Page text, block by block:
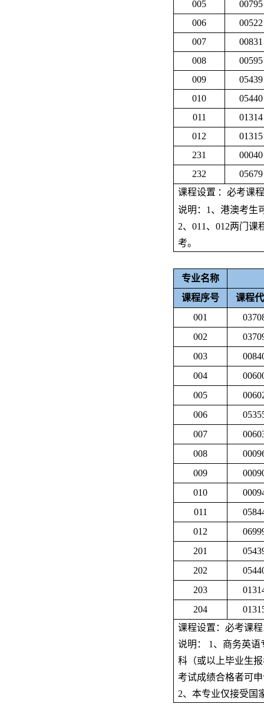
005
00795
006
00522
007
00831
008
00595
009
05439
010
05440
011
01314
012
01315
231
00040
232
05679
课程设置 ：必考课
说明： 1 、港澳考生
2、011 、012两门课
考。
专业名称
课程序号
课程
001
002
003
004
005
006
007
008
009
010
011
012
201
202
203
204
课程设置：必考课程
说明： 1 、商务英语
科（或以上毕业生
考试成绩合格者可
2、本专业仅接受国